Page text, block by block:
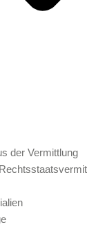
der Vermittlung